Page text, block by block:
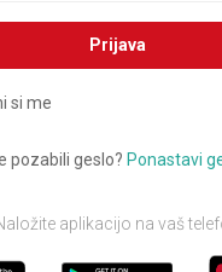
Prijava
si me
pozabili geslo? Ponastavi
aplikacijo na vaš